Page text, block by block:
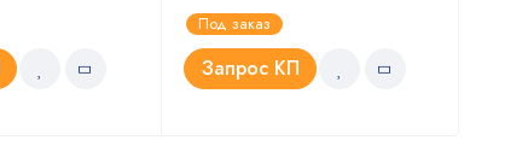
Под заказ
Запрос КП